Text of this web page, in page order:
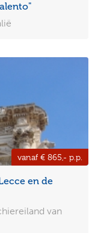
vanaf € 865,- p.p.
en de
van